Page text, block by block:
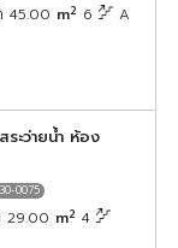
45.00 m2 6 A
ระว่ายน้ำ ห้อง
0075
29.00 m2 4